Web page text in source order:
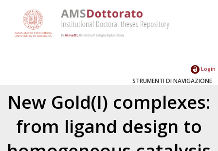
Login
STRUMENTI DI NAVIGAZIONE
New Gold(I) complexes:
from ligand design to